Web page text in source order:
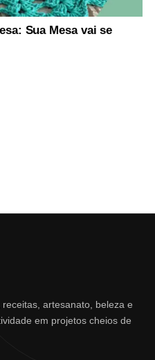
Sua Mesa vai se
artesanato, beleza e
em projetos cheios de